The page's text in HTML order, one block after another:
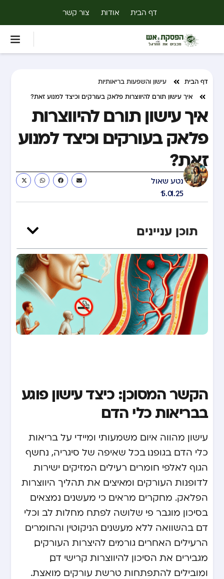
דף הבית אודות צור קשר
דף הבית
עישון והשפעות בריאותיות
איך עישון תורם להיווצרות פלאק בעורקים וכיצד למנוע זאת?
איך עישון תורם להיווצרות
פלאק בעורקים וכיצד למנוע
זאת?
נטע שאול
15.01.25
תוכן עניינים
הקשר המסוכן: כיצד עישון פוגע
בבריאות כלי הדם
עישון מהווה איום משמעותי ומיידי על בריאות
כלי הדם בגופנו. בכל שאיפה של סיגריה, נחשף
הגוף לאלפי חומרים רעילים המזיקים ישירות
לדופנות העורקים ומאיצים את תהליך היווצרות
הפלאק. מחקרים מראים כי מעשנים נמצאים
בסיכון מוגבר פי שלושה לפתח מחלות לב וכלי
דם בהשוואה ללא מעשנים. הניקוטין והחומרים
הרעילים האחרים גורמים להיצרות העורקים,
מגבירים את הסיכון להיווצרות קרישי דם,
ומובילים להתפתחות טרשת עורקים מואצת.